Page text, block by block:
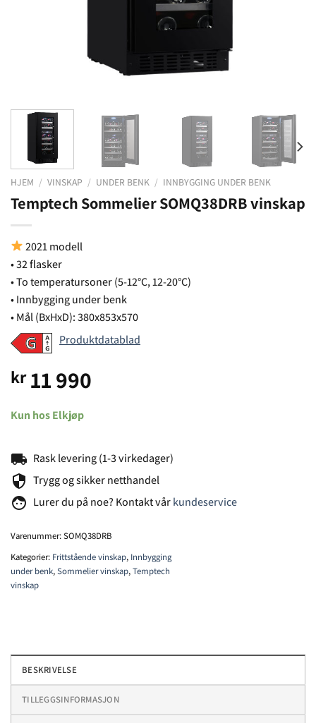
HJEM / VINSKAP / UNDER BENK / INNBYGGING UNDER BENK
Temptech Sommelier SOMQ38DRB vinskap
2021 modell
• 32 flasker
• To temperatursoner (5-12°C, 12-20°C)
• Innbygging under benk
• Mål (BxHxD): 380x853x570
Produktdatablad
kr11 990
Kun hos Elkjøp
local_shipping Rask levering (1-3 virkedager)
security Trygg og sikker netthandel
face Lurer du på noe? Kontakt vårkundeservice
Varenummer:SOMQ38DRB
Kategorier: Frittstående vinskap, Innbygging
under benk,Sommelier vinskap,Temptech
vinskap
BESKRIVELSE
TILLEGGSINFORMASJON